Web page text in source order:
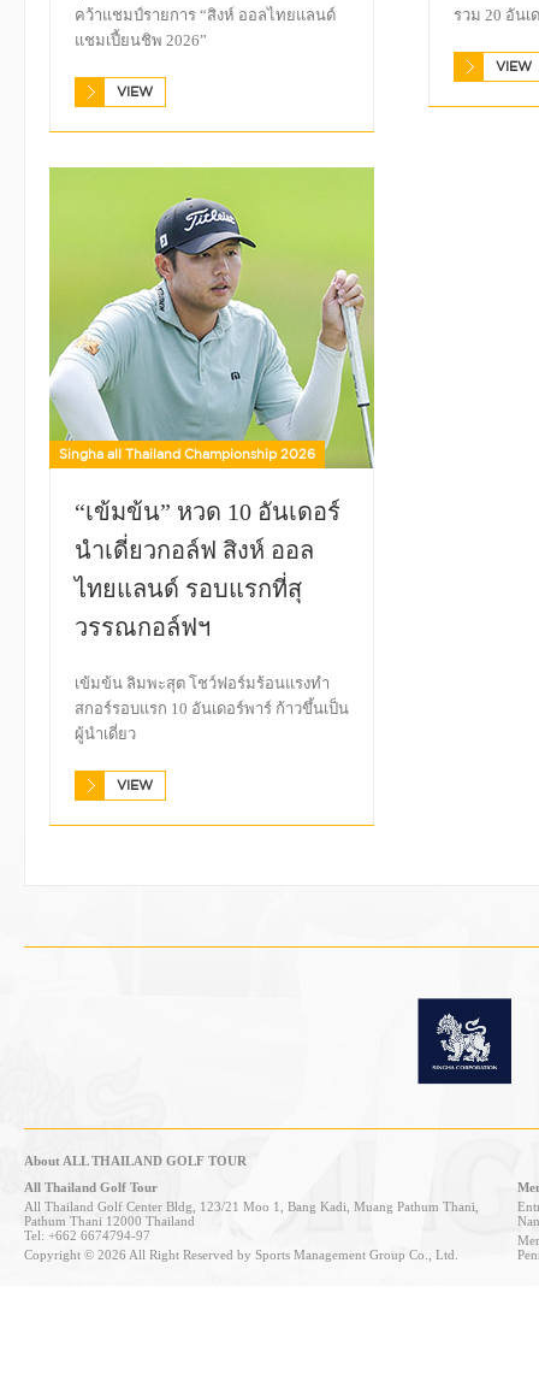
คว้าแชมป์รายการ “สิงห์ ออลไทยแลนด์
แชมเปี้ยนชิพ 2026”
VIEW
รวม 20 อัน
VIEW
Singha all Thailand Championship 2026
“เข้มข้น” หวด 10 อันเดอร์
นำเดี่ยวกอล์ฟ สิงห์ ออล
ไทยแลนด์ รอบแรกที่สุ
วรรณกอล์ฟฯ
เข้มข้น ลิมพะสุต โชว์ฟอร์มร้อนแรงทำ
สกอร์รอบแรก 10 อันเดอร์พาร์ ก้าวขึ้นเป็น
ผู้นำเดี่ยว
VIEW
About ALL THAILAND GOLF TOUR
All Thailand Golf Tour
All Thailand Golf Center Bldg, 123/21 Moo 1, Bang Kadi, Muang Pathum Thani,
Pathum Thani 12000 Thailand
Tel: +662 6674794-97
Copyright © 2026 All Right Reserved by Sports Management Group Co., Ltd.